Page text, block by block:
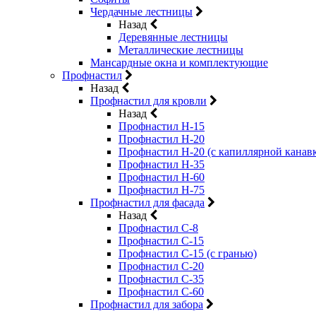
Чердачные лестницы
Назад
Деревянные лестницы
Металлические лестницы
Мансардные окна и комплектующие
Профнастил
Назад
Профнастил для кровли
Назад
Профнастил Н-15
Профнастил Н-20
Профнастил Н-20 (с капиллярной
Профнастил Н-35
Профнастил Н-60
Профнастил Н-75
Профнастил для фасада
Назад
Профнастил С-8
Профнастил С-15
Профнастил С-15 (с гранью)
Профнастил С-20
Профнастил С-35
Профнастил С-60
Профнастил для забора